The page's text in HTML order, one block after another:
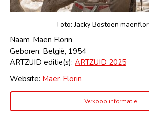
Foto: Jacky Bostoen
Naam: Maen Florin
Geboren: België, 1954
ARTZUID editie(s): ARTZUID 2025
Website: Maen Florin
Verkoop informatie